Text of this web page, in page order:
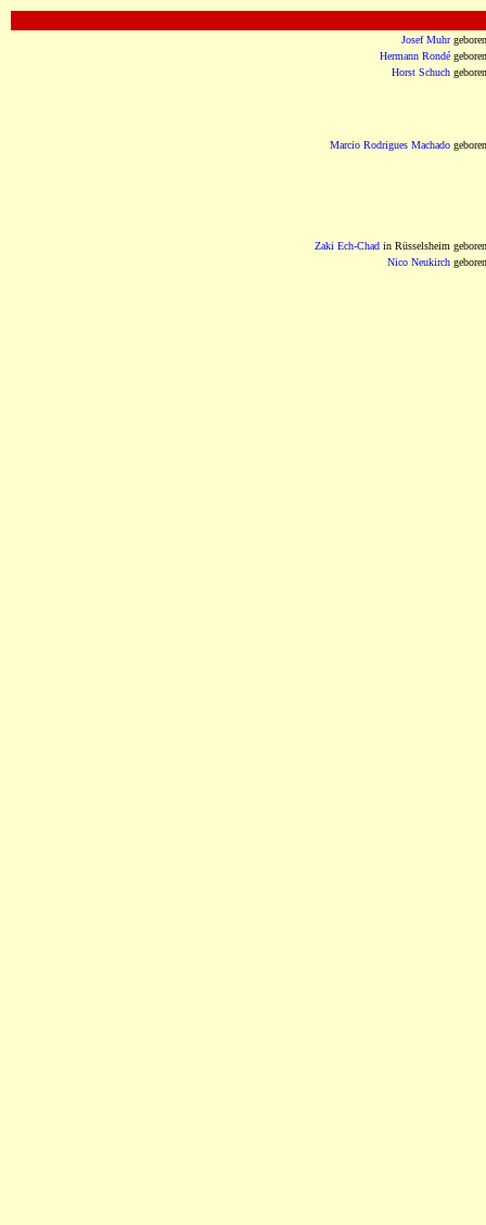
Josef Muhrgeboren
Hermann Rondé geboren
Horst Schuch geboren
Marcio Rodrigues Machado geboren
Zaki Ech-Chad in Rüsselsheim geboren
Nico Neukirch geboren